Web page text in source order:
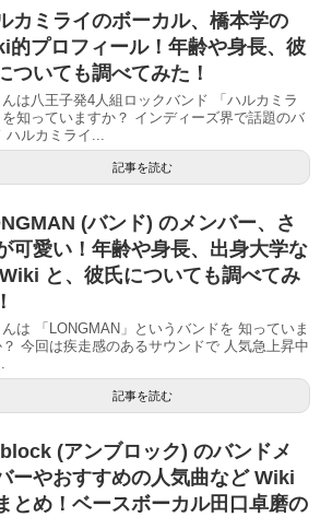
カミライのボーカル、橋本学の
的プロフィール！年齢や身長、彼
ついても調べてみた！
んは八王子発4人組ロックバンド 「ハルカミラ
を知っていますか？ インディーズ界で話題のバ
ハルカミライ...
記事を読む
(バンド) のメンバー、さ
可愛い！年齢や身長、出身大学な
と、彼氏についても調べてみ
んは 「LONGMAN」というバンドを 知っていま
今回は疾走感のあるサウンドで 人気急上昇中
記事を読む
(アンブロック) のバンドメ
ーやおすすめの人気曲など Wiki
とめ！ベースボーカル田口卓磨の